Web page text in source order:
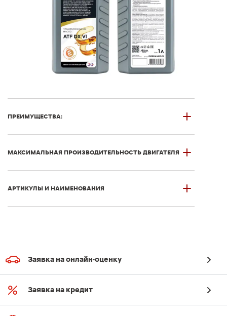
ПРЕИМУЩЕСТВА:
МАКСИМАЛЬНАЯ ПРОИЗВОДИТЕЛЬНОСТЬ ДВИГАТЕЛЯ
АРТИКУЛЫ И НАИМЕНОВАНИЯ
Заявка на онлайн-оценку
Заявка на кредит